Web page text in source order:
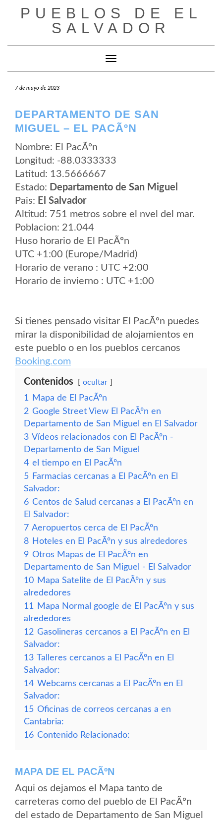
PUEBLOS DE EL
SALVADOR
Cambiar modo de navegación
7 de mayo de 2023
DEPARTAMENTO DE SAN
MIGUEL – EL PACÃºN
Nombre: El PacÃºn
Longitud: -88.0333333
Latitud: 13.5666667
Estado: Departamento de San Miguel
Pais: El Salvador
Altitud: 751 metros sobre el nvel del mar.
Poblacion: 21.044
Huso horario de El PacÃºn
UTC +1:00 (Europe/Madrid)
Horario de verano : UTC +2:00
Horario de invierno : UTC +1:00
Si tienes pensado visitar El PacÃºn puedes
mirar la disponibilidad de alojamientos en
este pueblo o en los pueblos cercanos
Booking.com
Contenidos ocultar
1
Mapa de El PacÃºn
2 Google Street View El PacÃºn en
Departamento de San Miguel en El Salvador
3 Vídeos relacionados con El PacÃºn -
Departamento de San Miguel
4 el tiempo en El PacÃºn
5 Farmacias cercanas a El PacÃºn en El
Salvador:
6 Centos de Salud cercanas a El PacÃºn en
El Salvador:
7 Aeropuertos cerca de El PacÃºn
8 Hoteles en El PacÃºn y sus alrededores
9 Otros Mapas de El PacÃºn en
Departamento de San Miguel - El Salvador
10 Mapa Satelite de El PacÃºn y sus
alrededores
11
Mapa Normal google de El PacÃºn y sus
alrededores
12 Gasolineras cercanos a El PacÃºn en El
Salvador:
13 Talleres cercanos a El PacÃºn en El
Salvador:
14 Webcams cercanas a El PacÃºn en El
Salvador:
15 Oficinas de correos cercanas a en
Cantabria:
16 Contenido Relacionado:
MAPA DE EL PACÃºN
Aqui os dejamos el Mapa tanto de
carreteras como del pueblo de El PacÃºn
del estado de Departamento de San Miguel